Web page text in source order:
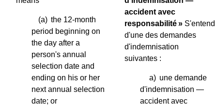
(a) the 12-month
period beginning on
the day after a
person's annual
selection date and
ending on his or her
next annual selection
date; or
accident avec
responsabilité » S'entend
d'une des demandes
d'indemnisation
suivantes :
a) une demande
d'indemnisation —
accident avec